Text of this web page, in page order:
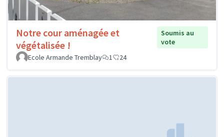
Notre cour aménagée et
végétalisée !
Soumis au
vote
Ecole Armande Tremblay
1 24